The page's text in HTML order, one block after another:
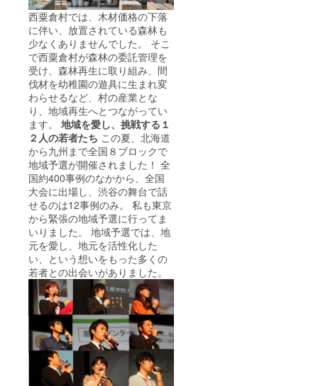
西粟倉村では、木材価格の下落
に伴い、放置されている森林も
少なくありませんでした。 そこ
で西粟倉村が森林の委託管理を
受け、森林再生に取り組み、間
伐材を幼稚園の遊具に生まれ変
わらせるなど、村の産業とな
り、地域再生へとつながってい
ます。 地域を愛し、挑戦する１
２人の若者たち この夏、北海道
から九州まで全国８ブロックで
地域予選が開催されました！ 全
国約400事例のなかから、全国
大会に出場し、渋谷の舞台で話
せるのは12事例のみ。 私も東京
から緊張の地域予選に行ってま
いりました。 地域予選では、地
元を愛し、地元を活性化した
い、という想いをもった多くの
若者との出会いがありました。